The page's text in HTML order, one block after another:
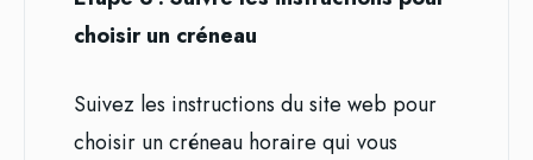
choisir un créneau
Suivez les instructions du site web pour
choisir un créneau horaire qui vous